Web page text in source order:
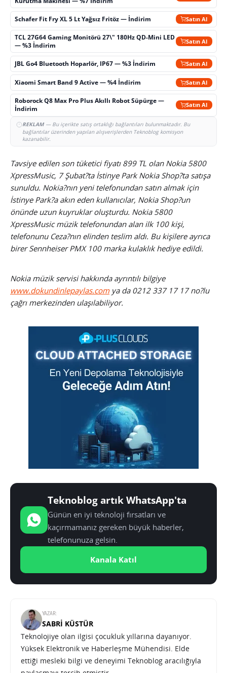
Schafer Fit Fry XL 5 Lt Yağsız Fritöz — İndirim Satın Al
TCL 27G64 Gaming Monitörü 27\" 180Hz QD-Mini LED
— %3 İndirim
Satın Al
JBL Go4 Bluetooth Hoparlör, IP67 — %3 İndirim Satın Al
Xiaomi Smart Band 9 Active — %4 İndirim Satın Al
Roborock Q8 Max Pro Plus Akıllı Robot Süpürge —
İndirim
Satın Al
REKLAM— Bu içerikte satış ortaklığı bağlantıları bulunmaktadır. Bu
bağlantılar üzerinden yapılan alışverişlerden Teknoblog komisyon
kazanabilir.
Tavsiye edilen son tüketici fiyatı 899 TL olan Nokia 5800
XpressMusic, 7 Şubat?ta İstinye Park Nokia Shop?ta satışa
sunuldu. Nokia?nın yeni telefonundan satın almak için
İstinye Park?a akın eden kullanıcılar, Nokia Shop?un
önünde uzun kuyruklar oluşturdu. Nokia 5800
XpressMusic müzik telefonundan alan ilk 100 kişi,
telefonunu Ceza?nın elinden teslim aldı. Bu kişilere ayrıca
birer Sennheiser PMX 100 marka kulaklık hediye edildi.
Nokia müzik servisi hakkında ayrıntılı bilgiye
www.dokundinlepaylas.comya da 0212 337 17 17 no?lu
çağrı merkezinden ulaşılabiliyor.
Teknoblog artık WhatsApp'ta
Günün en iyi teknoloji fırsatları ve
kaçırmamanız gereken büyük haberler,
telefonunuza gelsin.
Kanala Katıl
YAZAR:
SABRI KÜSTÜR
Teknolojiye olan ilgisi çocukluk yıllarına dayanıyor.
Yüksek Elektronik ve Haberleşme Mühendisi. Elde
ettiği mesleki bilgi ve deneyimi Teknoblog aracılığıyla